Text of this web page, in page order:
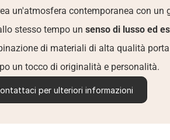
un'atmosfera contemporanea con
stesso tempo un senso di lusso ed
di materiali di alta qualità
un tocco di originalità e personalità.
per ulteriori informazioni